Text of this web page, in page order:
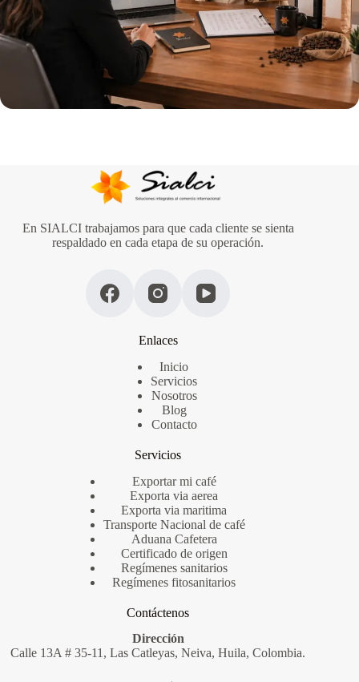
En SIALCI trabajamos para que cada cliente se sienta
respaldado en cada etapa de su operación.
Enlaces
Inicio
Servicios
Nosotros
Blog
Contacto
Servicios
Exportar mi café
Exporta via aerea
Exporta via maritima
Transporte Nacional de café
Aduana Cafetera
Certificado de origen
Regímenes sanitarios
Regímenes fitosanitarios
Contáctenos
Dirección
Calle 13A # 35-11, Las Catleyas, Neiva, Huila, Colombia.